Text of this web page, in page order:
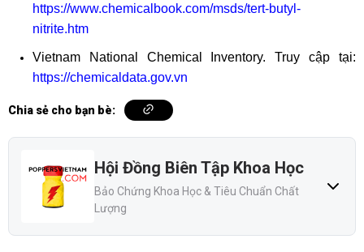
https://www.chemicalbook.com/msds/tert-butyl-
nitrite.htm
Vietnam National Chemical Inventory. Truy cập tại:
https://chemicaldata.gov.vn
Chia sẻ cho bạn bè:
Hội Đồng Biên Tập Khoa Học
Bảo Chứng Khoa Học & Tiêu Chuẩn Chất
Lượng